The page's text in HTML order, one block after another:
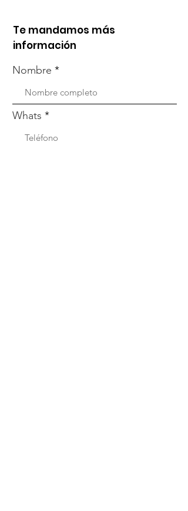
Te mandamos más
información
Nombre
Whats